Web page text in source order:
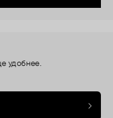
удобнее.